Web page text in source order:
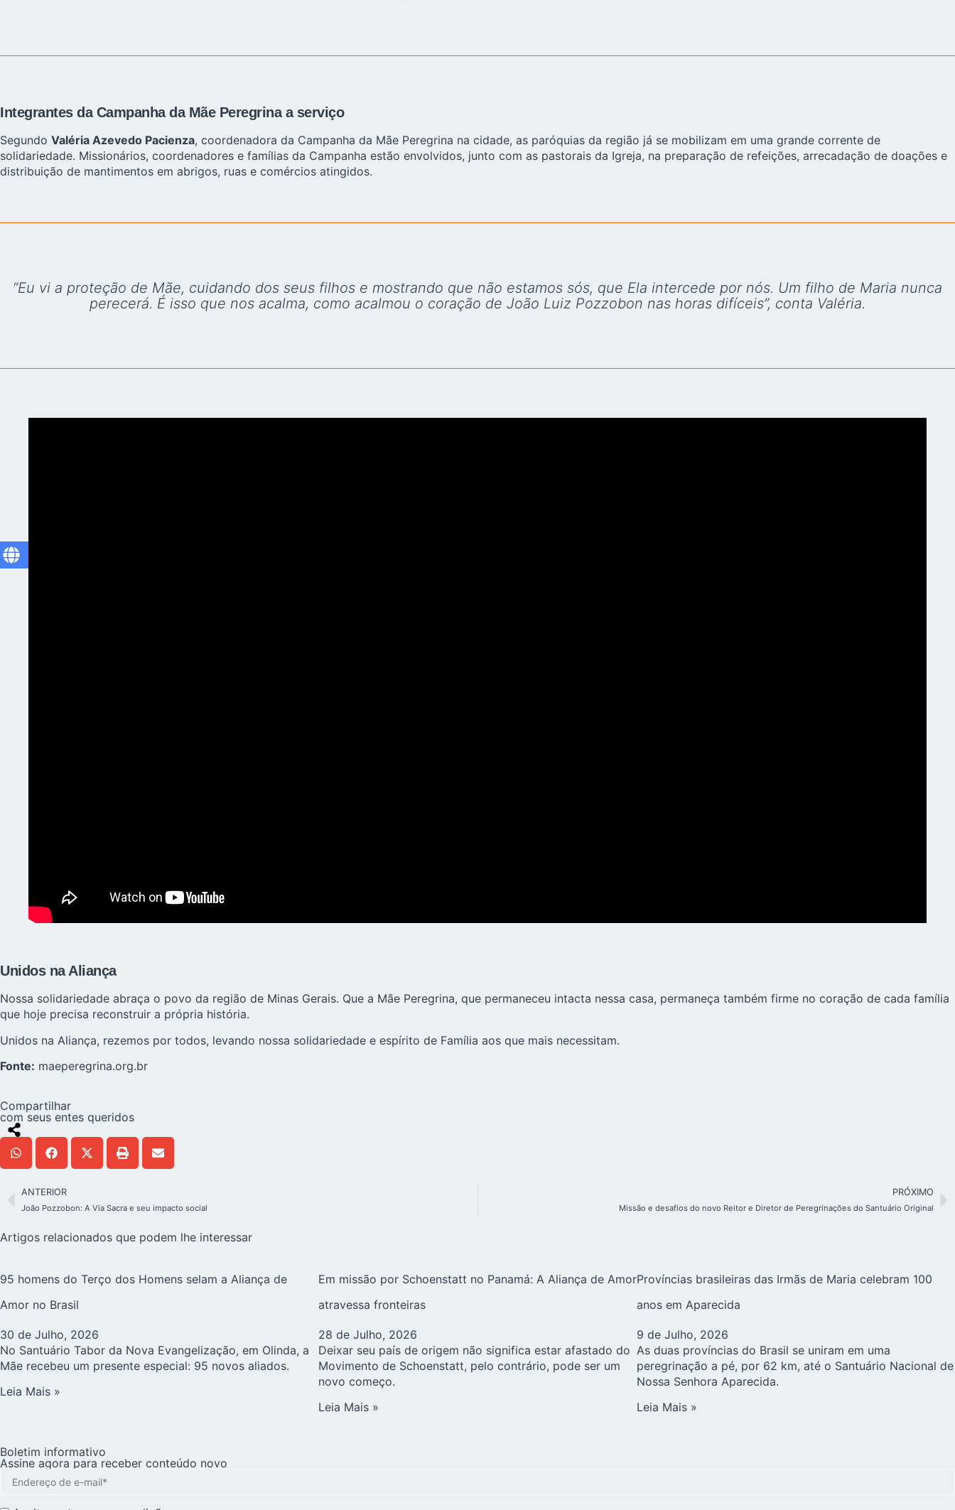
Integrantes da Campanha da Mãe Peregrina a serviço
Segundo Valéria Azevedo Pacienza, coordenadora da Campanha da Mãe Peregrina na cidade, as paróquias da região já se mobilizam em uma grande corrente de
solidariedade. Missionários, coordenadores e famílias da Campanha estão envolvidos, junto com as pastorais da Igreja, na preparação de refeições, arrecadação de doações e
distribuição de mantimentos em abrigos, ruas e comércios atingidos.
“Eu vi a proteção de Mãe, cuidando dos seus filhos e mostrando que não estamos sós, que Ela intercede por nós. Um filho de Maria nunca
perecerá. É isso que nos acalma, como acalmou o coração de João Luiz Pozzobon nas horas difíceis”, conta Valéria.
Unidos na Aliança
Nossa solidariedade abraça o povo da região de Minas Gerais. Que a Mãe Peregrina, que permaneceu intacta nessa casa, permaneça também firme no coração de cada família
que hoje precisa reconstruir a própria história.
Unidos na Aliança, rezemos por todos, levando nossa solidariedade e espírito de Família aos que mais necessitam.
Fonte: maeperegrina.org.br
Compartilhar
com seus entes queridos
ANTERIOR
João Pozzobon: A Via Sacra e seu impacto social
PRÓXIMO
Missão e desafios do novo Reitor e Diretor de Peregrinações do Santuário Original
Artigos relacionados que podem lhe interessar
95 homens do Terço dos Homens selam a Aliança de
Amor no Brasil
30 de Julho, 2026
No Santuário Tabor da Nova Evangelização, em Olinda, a
Mãe recebeu um presente especial: 95 novos aliados.
Leia Mais »
Em missão por Schoenstatt no Panamá: A Aliança de Amor
atravessa fronteiras
28 de Julho, 2026
Deixar seu país de origem não significa estar afastado do
Movimento de Schoenstatt, pelo contrário, pode ser um
novo começo.
Leia Mais »
Províncias brasileiras das Irmãs de Maria celebram 100
anos em Aparecida
9 de Julho, 2026
As duas províncias do Brasil se uniram em uma
peregrinação a pé, por 62 km, até o Santuário Nacional de
Nossa Senhora Aparecida.
Leia Mais »
Boletim informativo
Assine agora para receber conteúdo novo